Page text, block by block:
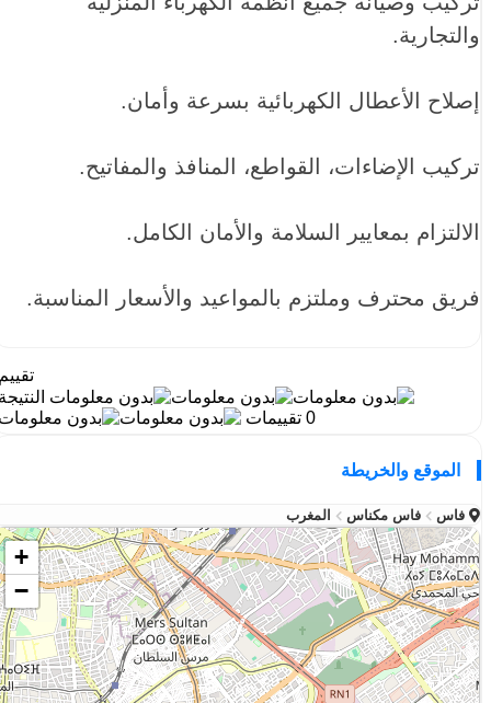
والتجارية.
إصلاح الأعطال الكهربائية بسرعة وأمان.
تركيب الإضاءات، القواطع، المنافذ والمفاتيح.
الالتزام بمعايير السلامة والأمان الكامل.
فريق محترف وملتزم بالمواعيد والأسعار المناسبة.
0 تقييمات
الموقع والخريطة
فاس فاس مكناس المغرب
+
−